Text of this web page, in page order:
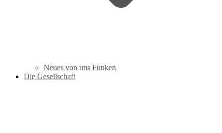
Neues von uns Funken
Die Gesellschaft